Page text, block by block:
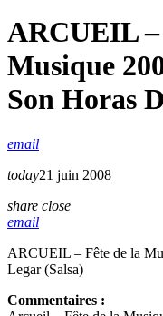
ARCUEIL –
Musique
Son Horas
email
today21 juin 2008
share close
email
ARCUEIL – Fête de la
Legar (Salsa)
Commentaires :